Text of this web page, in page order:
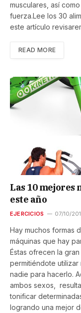
musculares, así
fuerza.Lee los 30
este artículo
READ MORE
Las 10 mejores
este año
EJERCICIOS 07/10/
Hay muchos formas
máquinas que hay
Éstas ofrecen la
permitiéndote
nadie para hacerlo.
ambos sexos,
tonificar
logrando una mejor